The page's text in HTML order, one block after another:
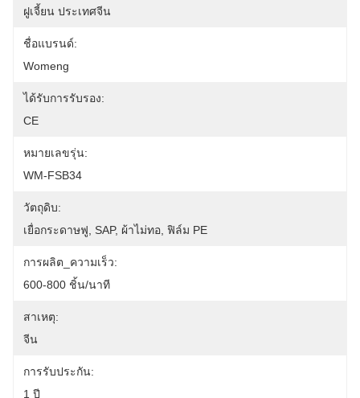
ฝูเจี้ยน ประเทศจีน
ชื่อแบรนด์:
Womeng
ได้รับการรับรอง:
CE
หมายเลขรุ่น:
WM-FSB34
วัตถุดิบ:
เยื่อกระดาษฟู, SAP, ผ้าไม่ทอ, ฟิล์ม PE
การผลิต_ความเร็ว:
600-800 ชิ้น/นาที
สาเหตุ:
จีน
การรับประกัน:
1 ปี